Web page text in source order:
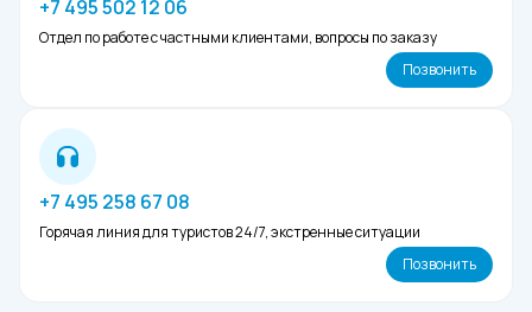
+7 495 502 12 06
Отдел по работе с частными клиентами, вопросы по заказу
Позвонить
+7 495 258 67 08
Горячая линия для туристов 24/7, экстренные ситуации
Позвонить